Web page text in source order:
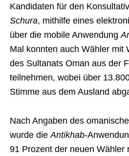
Kandidaten für den
Schura, mithilfe eines
über die mobile Anwendung
Mal konnten auch Wähler mit
des Sultanats Oman aus der
teilnehmen, wobei über
Stimme aus dem Ausland
Nach Angaben des
wurde die Antikhab-
91 Prozent der neuen Wähler